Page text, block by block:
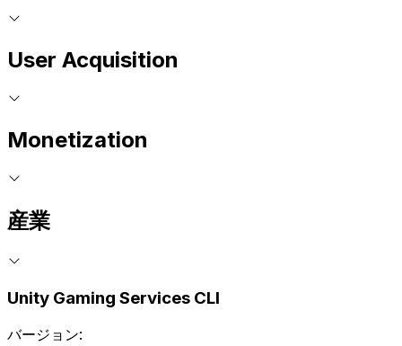
User Acquisition
Monetization
産業
Unity Gaming Services CLI
バージョン: